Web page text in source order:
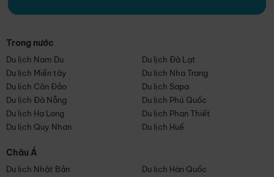
Trong nước
Du lịch Nam Du
Du lịch Đà Lạt
Du lịch Miền tây
Du lịch Nha Trang
Du lịch Côn Đảo
Du lịch Sapa
Du lịch Đà Nẵng
Du lịch Phú Quốc
Du lịch Hạ Long
Du lịch Phan Thiết
Du lịch Quy Nhơn
Du lịch Huế
Châu Á
Du lịch Nhật Bản
Du lịch Hàn Quốc